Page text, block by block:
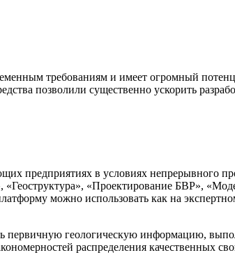
требованиям и имеет огромный
позволили существенно ускорить
в условиях непрерывного
«Проектирование БВР»,
можно использовать как на
геологическую информацию,
распределения качественных